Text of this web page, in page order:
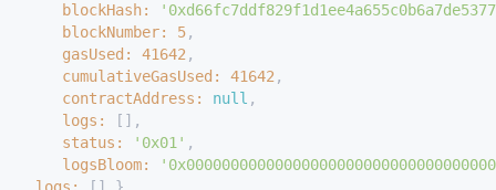
blockHash:
blockNumber:
5,
gasUsed:
41642,
cumulativeGasUsed:
41642,
contractAddress:
null ,
logs:
[],
status:
'0x01' ,
logsBloom: